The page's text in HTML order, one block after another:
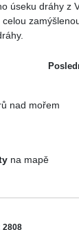
úseku dráhy z
nad mořem
na mapě
2808